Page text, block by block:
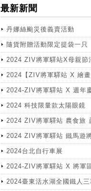
最新新聞
丹娜絲颱災後義賣活動
隨貨附贈活動限定提袋一只
2024 ZIV將軍驛站X母親節
2024【ZIV將軍驛站 X 繪畫
2024-ZIV將軍驛站 X 週年
2024 科技限量款太陽眼鏡
2024 ZIV將軍驛站 農食旅
2024 ZIV將軍驛站 鐵馬遊
2024台北自行車展
2024-ZIV將軍驛站 X 將軍
2024臺東活水湖全國鐵人三